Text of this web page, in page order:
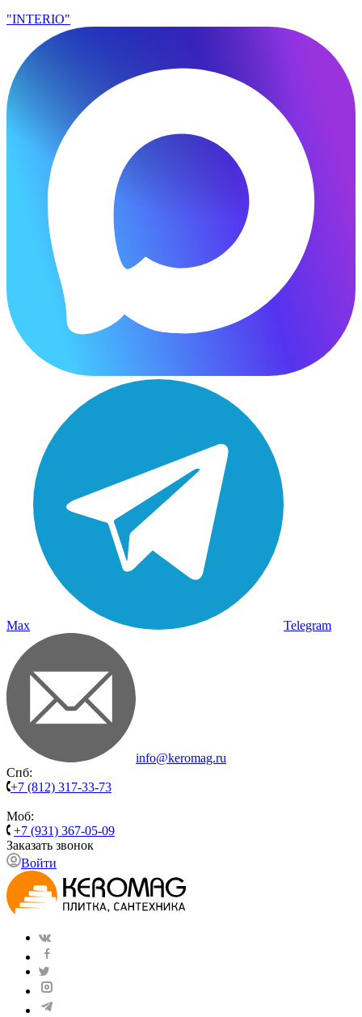
"INTERIO"
Max Telegram
info@keromag.ru
Спб:
+7 (812) 317-33-73
Моб:
+7 (931) 367-05-09
Заказать звонок
Войти